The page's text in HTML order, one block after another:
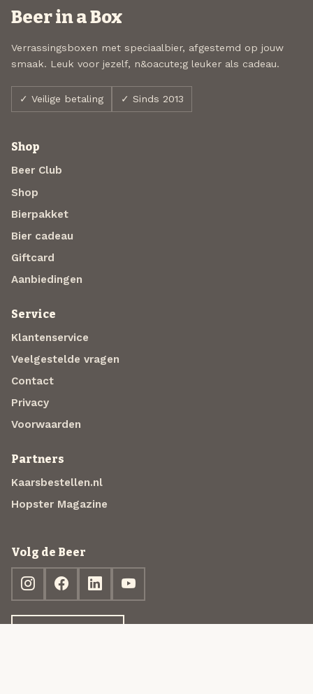
Beer in a Box
Verrassingsboxen met speciaalbier, afgestemd op jouw
smaak. Leuk voor jezelf, n&oacute;g leuker als cadeau.
✓ Veilige betaling ✓ Sinds 2013
Shop
Beer Club
Shop
Bierpakket
Bier cadeau
Giftcard
Aanbiedingen
Service
Klantenservice
Veelgestelde vragen
Contact
Privacy
Voorwaarden
Partners
Kaarsbestellen.nl
Hopster Magazine
Volg de Beer